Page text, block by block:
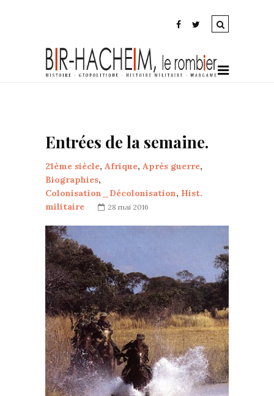
Entrées de la semaine.
21ème siècle, Afrique, Après guerre,
Biographies,
Colonisation_Décolonisation, Hist.
militaire
28 mai 2016